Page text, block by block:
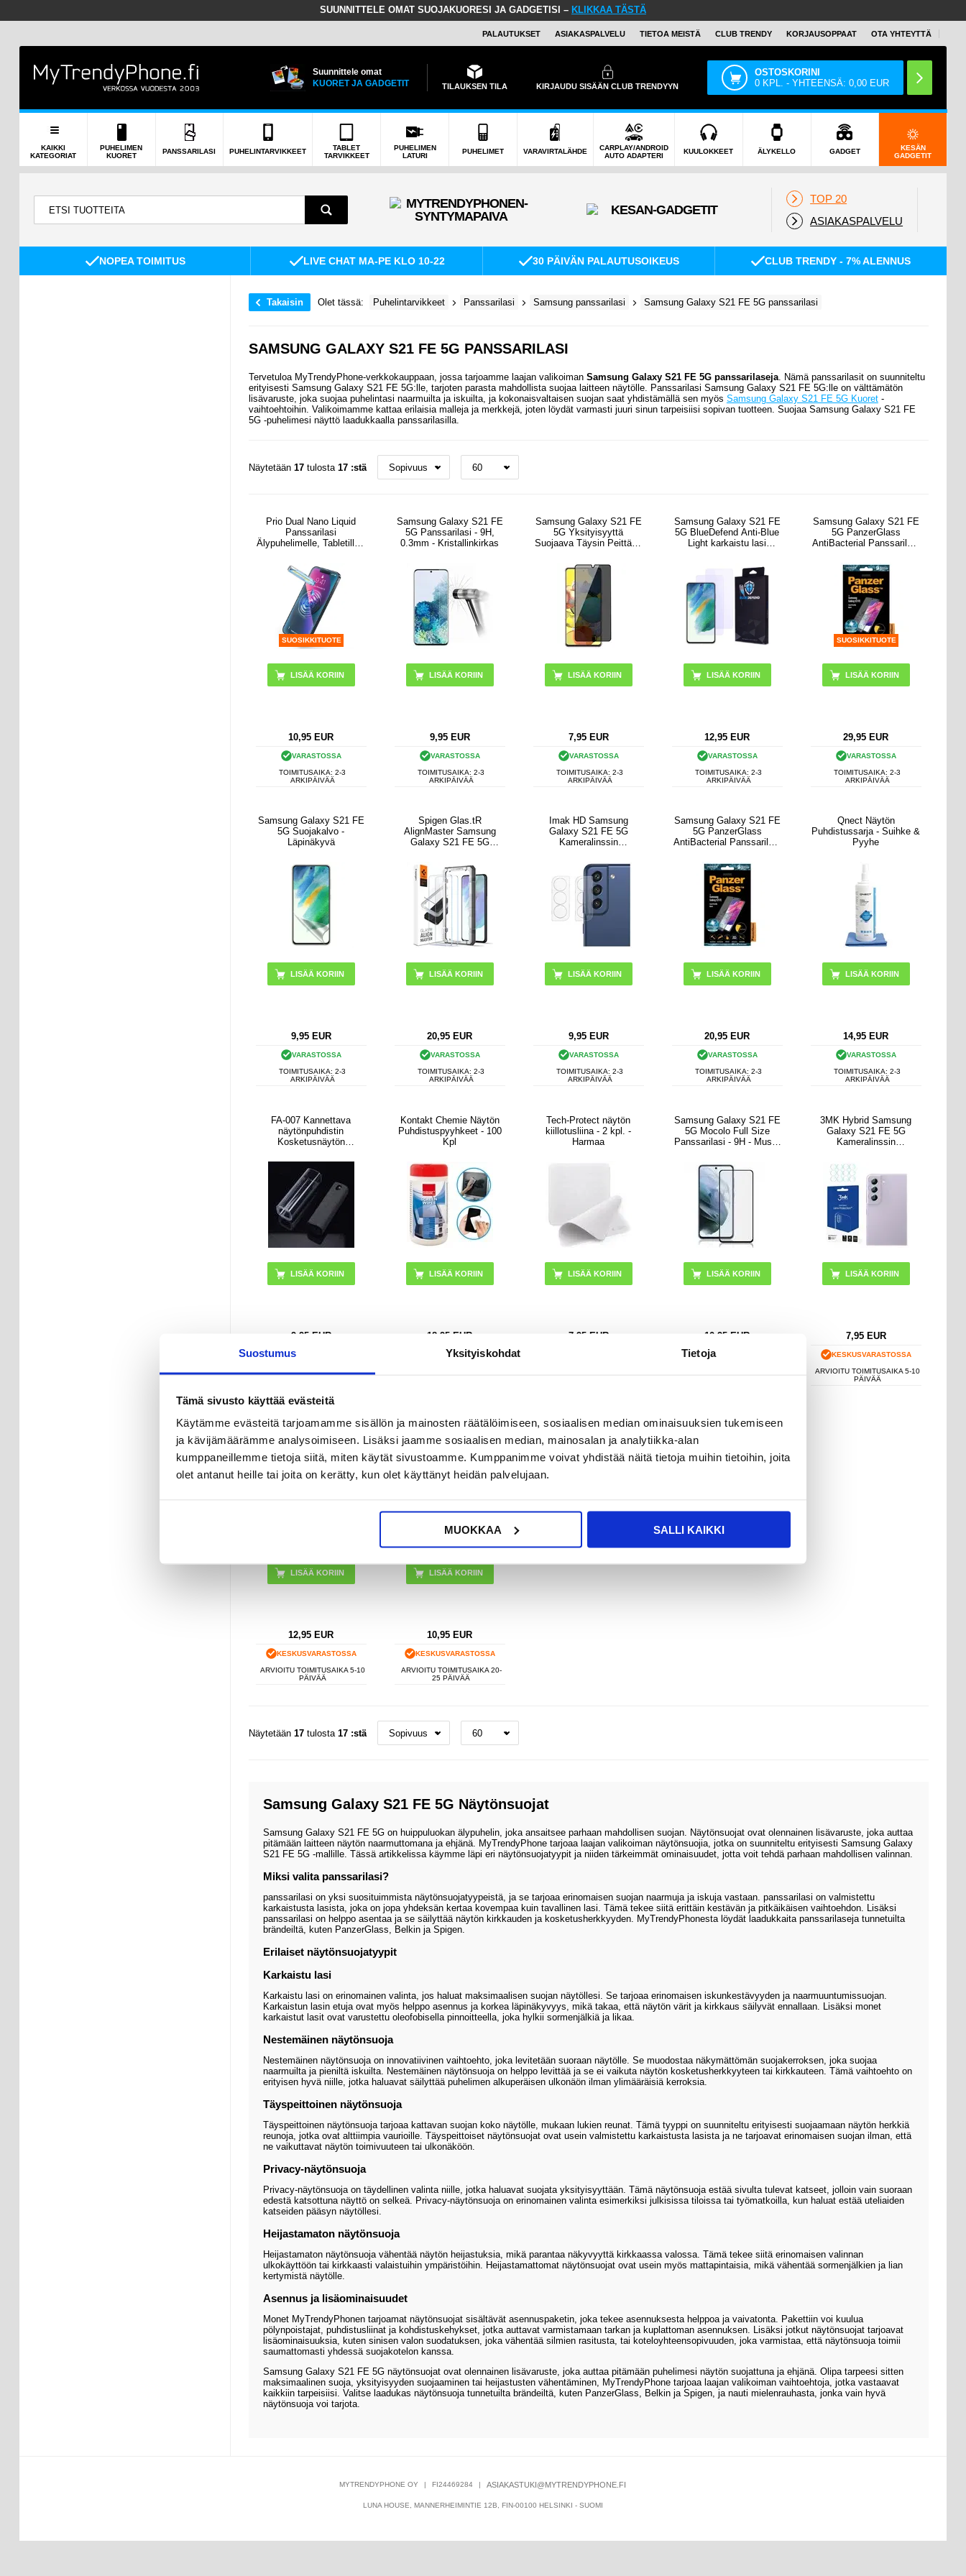
Suostumus Yksityiskohdat Tietoja
Tämä sivusto käyttää evästeitä
Käytämme evästeitä tarjoamamme sisällön ja mainosten räätälöimiseen, sosiaalisen median ominaisuuksien tukemiseen
ja kävijämäärämme analysoimiseen. Lisäksi jaamme sosiaalisen median, mainosalan ja analytiikka-alan
kumppaneillemme tietoja siitä, miten käytät sivustoamme. Kumppanimme voivat yhdistää näitä tietoja muihin tietoihin, joita
olet antanut heille tai joita on kerätty, kun olet käyttänyt heidän palvelujaan.
MUOKKAA SALLI KAIKKI
SUUNNITTELE OMAT SUOJAKUORESI JA GADGETISI – KLIKKAA TÄSTÄ
PALAUTUKSET ASIAKASPALVELU TIETOA MEISTÄ CLUB TRENDY KORJAUSOPPAAT OTA YHTEYTTÄ
Suunnittele omat
KUORET JA GADGETIT
TILAUKSEN TILA KIRJAUDU SISÄÄN CLUB TRENDYYN
OSTOSKORINI
0 KPL. - YHTEENSÄ:0,00 EUR
KAIKKI
KATEGORIAT
PUHELIMEN
KUORET
PANSSARILASI PUHELINTARVIKKEET
TABLET
TARVIKKEET
PUHELIMEN
LATURI
PUHELIMET VARAVIRTALÄHDE
CARPLAY/ANDROID
AUTO ADAPTERI
KUULOKKEET ÄLYKELLO GADGET
KESÄN
GADGETIT
TOP 20
ASIAKASPALVELU
NOPEA TOIMITUS LIVE CHAT MA-PE KLO 10-22 30 PÄIVÄN PALAUTUSOIKEUS CLUB TRENDY - 7% ALENNUS
Takaisin Olet tässä: Puhelintarvikkeet Panssarilasi Samsung panssarilasi Samsung Galaxy S21 FE 5G panssarilasi
SAMSUNG GALAXY S21 FE 5G PANSSARILASI
Tervetuloa MyTrendyPhone-verkkokauppaan, jossa tarjoamme laajan valikoiman Samsung Galaxy S21 FE 5G panssarilaseja. Nämä panssarilasit onsuunniteltu
erityisesti Samsung Galaxy S21 FE 5G:lle, tarjoten parasta mahdollista suojaa laitteen näytölle. Panssarilasi Samsung Galaxy S21 FE 5G:lle on välttämätön
lisävaruste, joka suojaa puhelintasi naarmuilta ja iskuilta, ja kokonaisvaltaisen suojan saat yhdistämällä sen myös Samsung Galaxy S21 FE 5G Kuoret-
vaihtoehtoihin. Valikoimamme kattaa erilaisia malleja ja merkkejä, joten löydät varmasti juuri sinun tarpeisiisi sopivan tuotteen. Suojaa Samsung Galaxy S21 FE
5G -puhelimesi näyttö laadukkaalla panssarilasilla.
Näytetään 17tulosta 17 :stä
Prio Dual Nano Liquid
Panssarilasi
Älypuhelimelle, Tabletille -
SUOSIKKITUOTE
10,95 EUR
VARASTOSSA
TOIMITUSAIKA: 2-3
ARKIPÄIVÄÄ
Samsung Galaxy S21 FE
5G Panssarilasi - 9H,
0.3mm - Kristallinkirkas
9,95 EUR
VARASTOSSA
TOIMITUSAIKA: 2-3
ARKIPÄIVÄÄ
Samsung Galaxy S21 FE
5G Yksityisyyttä
Suojaava Täysin Peittävä
Reuna
7,95 EUR
VARASTOSSA
TOIMITUSAIKA: 2-3
ARKIPÄIVÄÄ
Samsung Galaxy S21 FE
5G BlueDefend Anti-Blue
Light karkaistu lasi
12,95 EUR
VARASTOSSA
TOIMITUSAIKA: 2-3
ARKIPÄIVÄÄ
Samsung Galaxy S21 FE
5G PanzerGlass
AntiBacterial Panssarilasi
Musta Reuna
SUOSIKKITUOTE
29,95 EUR
VARASTOSSA
TOIMITUSAIKA: 2-3
ARKIPÄIVÄÄ
Samsung Galaxy S21 FE
5G Suojakalvo -
Läpinäkyvä
9,95 EUR
VARASTOSSA
TOIMITUSAIKA: 2-3
ARKIPÄIVÄÄ
Spigen Glas.tR
AlignMaster Samsung
Galaxy S21 FE 5G
20,95 EUR
VARASTOSSA
TOIMITUSAIKA: 2-3
ARKIPÄIVÄÄ
Imak HD Samsung
Galaxy S21 FE 5G
Kameralinssin
9,95 EUR
VARASTOSSA
TOIMITUSAIKA: 2-3
ARKIPÄIVÄÄ
Samsung Galaxy S21 FE
5G PanzerGlass
AntiBacterial Panssarilasi
(Avoin pakkaus -
Erinomainen) - Musta
Reuna
20,95 EUR
VARASTOSSA
TOIMITUSAIKA: 2-3
ARKIPÄIVÄÄ
Qnect Näytön
Puhdistussarja - Suihke &
Pyyhe
14,95 EUR
VARASTOSSA
TOIMITUSAIKA: 2-3
ARKIPÄIVÄÄ
FA-007 Kannettava
näytönpuhdistin
Kosketusnäytön
Puhdistustyökalu
matkapuhelimelle,
tabletille, kannettavalle
tietokoneelle (ilman
nestettä)
LISÄÄ KORIIN
9,95 EUR
VARASTOSSA
TOIMITUSAIKA: 2-3
Kontakt Chemie Näytön
Puhdistuspyyhkeet - 100
Kpl
18,95 EUR
VARASTOSSA
Tech-Protect näytön
kiillotusliina - 2 kpl. -
Harmaa
7,95 EUR
Samsung Galaxy S21 FE
5G Mocolo Full Size
Panssarilasi - 9H - Musta
10,95 EUR
3MK Hybrid Samsung
Galaxy S21 FE 5G
Kameralinssin
7,95 EUR
KESKUSVARASTOSSA
ARVIOITU TOIMITUSAIKA 5-10
PÄIVÄÄ
Samsung Galaxy S21 FE
5G 3MK FlexibleGlass
Hybrid Panssarilasi - 9H -
7H - Läpinäkyvä
12,95 EUR
KESKUSVARASTOSSA
ARVIOITU TOIMITUSAIKA 5-10
PÄIVÄÄ
Samsung Galaxy S21 FE
5G Northjo 2-1:ssä
Suojasarja - Kirkas
10,95 EUR
KESKUSVARASTOSSA
ARVIOITU TOIMITUSAIKA 20-
25 PÄIVÄÄ
Näytetään 17tulosta 17 :stä
Samsung Galaxy S21 FE 5G Näytönsuojat
Samsung Galaxy S21 FE 5G on huippuluokan älypuhelin, joka ansaitsee parhaan mahdollisen suojan. Näytönsuojat ovat olennainen lisävaruste, joka auttaa
pitämään laitteen näytön naarmuttomana ja ehjänä. MyTrendyPhone tarjoaa laajan valikoiman näytönsuojia, jotka on suunniteltu erityisesti Samsung Galaxy
S21 FE 5G -mallille. Tässä artikkelissa käymme läpi eri näytönsuojatyypit ja niiden tärkeimmät ominaisuudet, jotta voit tehdä parhaan mahdollisen valinnan.
Miksi valita panssarilasi?
panssarilasi on yksi suosituimmista näytönsuojatyypeistä, ja se tarjoaa erinomaisen suojan naarmuja ja iskuja vastaan. panssarilasi on valmistettu
karkaistusta lasista, joka on jopa yhdeksän kertaa kovempaa kuin tavallinen lasi. Tämä tekee siitä erittäin kestävän ja pitkäikäisen vaihtoehdon. Lisäksi
panssarilasi on helppo asentaa ja se säilyttää näytön kirkkauden ja kosketusherkkyyden. MyTrendyPhonesta löydät laadukkaita panssarilaseja tunnetuilta
brändeiltä, kuten PanzerGlass, Belkin ja Spigen.
Erilaiset näytönsuojatyypit
Karkaistu lasi
Karkaistu lasi on erinomainen valinta, jos haluat maksimaalisen suojan näytöllesi. Se tarjoaa erinomaisen iskunkestävyyden ja naarmuuntumissuojan.
Karkaistun lasin etuja ovat myös helppo asennus ja korkea läpinäkyvyys, mikä takaa, että näytön värit ja kirkkaus säilyvät ennallaan. Lisäksi monet
karkaistut lasit ovat varustettu oleofobisella pinnoitteella, joka hylkii sormenjälkiä ja likaa.
Nestemäinen näytönsuoja
Nestemäinen näytönsuoja on innovatiivinen vaihtoehto, joka levitetään suoraan näytölle. Se muodostaa näkymättömän suojakerroksen, joka suojaa
naarmuilta ja pieniltä iskuilta. Nestemäinen näytönsuoja on helppo levittää ja se ei vaikuta näytön kosketusherkkyyteen tai kirkkauteen. Tämä vaihtoehto on
erityisen hyvä niille, jotka haluavat säilyttää puhelimen alkuperäisen ulkonäön ilman ylimääräisiä kerroksia.
Täyspeittoinen näytönsuoja
Täyspeittoinen näytönsuoja tarjoaa kattavan suojan koko näytölle, mukaan lukien reunat. Tämä tyyppi on suunniteltu erityisesti suojaamaan näytön herkkiä
reunoja, jotka ovat alttiimpia vaurioille. Täyspeittoiset näytönsuojat ovat usein valmistettu karkaistusta lasista ja ne tarjoavat erinomaisen suojan ilman, että
ne vaikuttavat näytön toimivuuteen tai ulkonäköön.
Privacy-näytönsuoja
Privacy-näytönsuoja on täydellinen valinta niille, jotka haluavat suojata yksityisyyttään. Tämä näytönsuoja estää sivulta tulevat katseet, jolloin vain suoraan
edestä katsottuna näyttö on selkeä. Privacy-näytönsuoja on erinomainen valinta esimerkiksi julkisissa tiloissa tai työmatkoilla, kun haluat estää uteliaiden
katseiden pääsyn näytöllesi.
Heijastamaton näytönsuoja
Heijastamaton näytönsuoja vähentää näytön heijastuksia, mikä parantaa näkyvyyttä kirkkaassa valossa. Tämä tekee siitä erinomaisen valinnan
ulkokäyttöön tai kirkkaasti valaistuihin ympäristöihin. Heijastamattomat näytönsuojat ovat usein myös mattapintaisia, mikä vähentää sormenjälkien ja lian
kertymistä näytölle.
Asennus ja lisäominaisuudet
Monet MyTrendyPhonen tarjoamat näytönsuojat sisältävät asennuspaketin, joka tekee asennuksesta helppoa ja vaivatonta. Pakettiin voi kuulua
pölynpoistajat, puhdistusliinat ja kohdistuskehykset, jotka auttavat varmistamaan tarkan ja kuplattoman asennuksen. Lisäksi jotkut näytönsuojat tarjoavat
lisäominaisuuksia, kuten sinisen valon suodatuksen, joka vähentää silmien rasitusta, tai koteloyhteensopivuuden, joka varmistaa, että näytönsuoja toimii
saumattomasti yhdessä suojakotelon kanssa.
Samsung Galaxy S21 FE 5G näytönsuojat ovat olennainen lisävaruste, joka auttaa pitämään puhelimesi näytön suojattuna ja ehjänä. Olipa tarpeesi sitten
maksimaalinen suoja, yksityisyyden suojaaminen tai heijastusten vähentäminen, MyTrendyPhone tarjoaa laajan valikoiman vaihtoehtoja, jotka vastaavat
kaikkiin tarpeisiisi. Valitse laadukas näytönsuoja tunnetuilta brändeiltä, kuten PanzerGlass, Belkin ja Spigen, ja nauti mielenrauhasta, jonka vain hyvä
näytönsuoja voi tarjota.
MYTRENDYPHONE OY | FI24469284 | ASIAKASTUKI@MYTRENDYPHONE.FI
LUNA HOUSE, MANNERHEIMINTIE 12B, FIN-00100 HELSINKI - SUOMI